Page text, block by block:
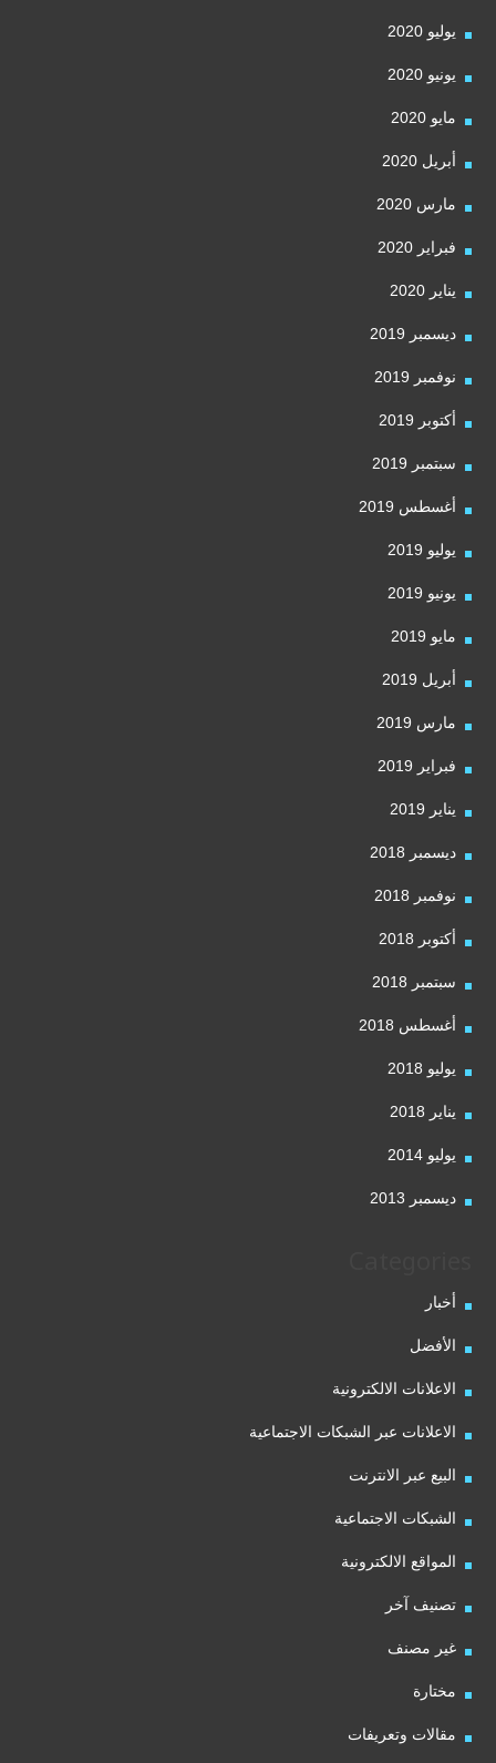
يوليو 2020
يونيو 2020
مايو 2020
أبريل 2020
مارس 2020
فبراير 2020
يناير 2020
ديسمبر 2019
نوفمبر 2019
أكتوبر 2019
سبتمبر 2019
أغسطس 2019
يوليو 2019
يونيو 2019
مايو 2019
أبريل 2019
مارس 2019
فبراير 2019
يناير 2019
ديسمبر 2018
نوفمبر 2018
أكتوبر 2018
سبتمبر 2018
أغسطس 2018
يوليو 2018
يناير 2018
يوليو 2014
ديسمبر 2013
أخبار
الأفضل
الاعلانات الالكترونية
الاعلانات عبر الشبكات الاجتماعية
البيع عبر الانترنت
الشبكات الاجتماعية
المواقع الالكترونية
تصنيف آخر
غير مصنف
مختارة
مقالات وتعريفات